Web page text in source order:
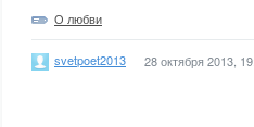
О любви
svetpoet2013 28 октября 2013,